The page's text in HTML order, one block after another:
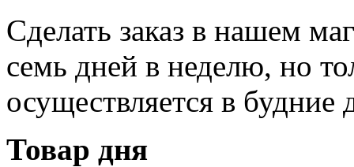
Сделать заказ в нашем
семь дней в неделю, но
осуществляется в будние
Товар дня